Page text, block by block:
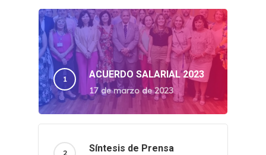
ACUERDO SALARIAL 2023
17 de marzo de 2023
Síntesis de Prensa